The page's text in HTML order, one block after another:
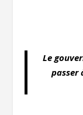
Le
passer